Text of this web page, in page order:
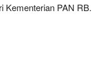
Kementerian PAN RB.